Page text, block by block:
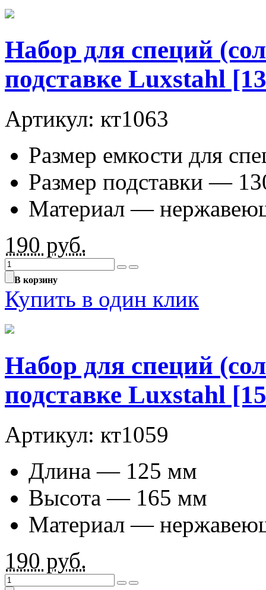
Набор для специй
подставке Luxstahl
Артикул: кт1063
Размер емкости для
Размер подставки —
Материал —
190 руб.
В корзину
Купить в один клик
Набор для специй
подставке Luxstahl
Артикул: кт1059
Длина — 125 мм
Высота — 165 мм
Материал —
190 руб.